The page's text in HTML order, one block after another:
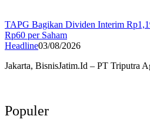
TAPG Bagikan Dividen Interim
Rp60 per Saham
Headline03/08/2026
Jakarta, BisnisJatim.Id – PT Triputra
Populer